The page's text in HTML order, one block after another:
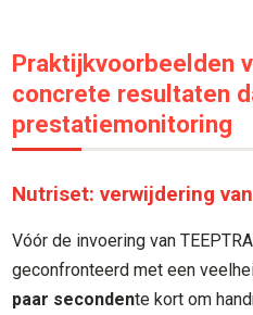
Praktijkvoorbeelden
concrete resultaten
prestatiemonitoring
Nutriset: verwijdering
Vóór de invoering van
geconfronteerd met een
paar secondente kort om